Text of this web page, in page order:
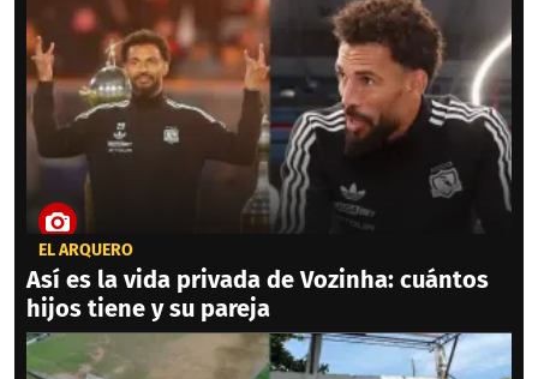
EL ARQUERO
Así es la vida privada de Vozinha: cuántos
hijos tiene y su pareja